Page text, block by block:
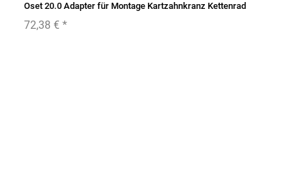
Oset 20.0 Adapter für Montage Kartzahnkranz Kettenrad
72,38 € *